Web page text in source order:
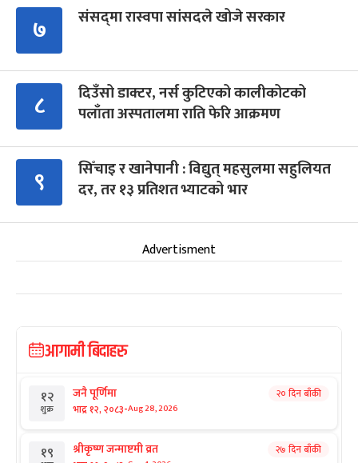
७ संसद्‍मा रास्वपा सांसदले खोजे सरकार
८
दिउँसो डाक्टर, नर्स कुटिएको कालीकोटको
पलाँता अस्पतालमा राति फेरि आक्रमण
९
सिँचाइ र खानेपानी : विद्युत् महसुलमा सहुलियत
दर, तर १३ प्रतिशत भ्याटको भार
Advertisment
आगामी बिदाहरु
१२
शुक्र
जनै पूर्णिमा
भाद्र १२, २०८३-Aug 28, 2026
२० दिन बाँकी
१९ श्रीकृष्ण जन्माष्टमी व्रत २७ दिन बाँकी